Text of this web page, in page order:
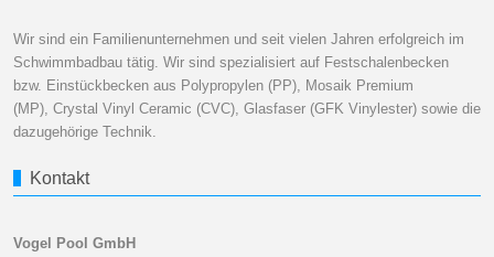
Wir sind ein Familienunternehmen und seit vielen Jahren erfolgreich im
Schwimmbadbau tätig. Wir sind spezialisiert auf Festschalenbecken
bzw. Einstückbecken aus Polypropylen (PP), Mosaik Premium
(MP), Crystal Vinyl Ceramic (CVC), Glasfaser (GFK Vinylester) sowie die
dazugehörige Technik.
Kontakt
Vogel Pool GmbH